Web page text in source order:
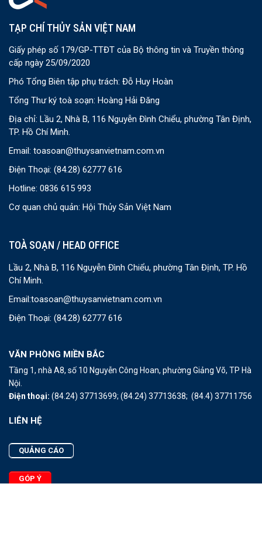
TẠP CHÍ THỦY SẢN VIỆT NAM
Giấy phép số 179/GP-TTĐT của Bộ thông tin và Truyền thông
cấp ngày 25/09/2020
Phó Tổng Biên tập phụ trách: Đỗ Huy Hoàn
Tổng Thư ký toà soạn: Hoàng Hải Đăng
Địa chỉ: Lầu 2, Nhà B, 116 Nguyễn Đình Chiểu, phường Tân Định,
TP. Hồ Chí Minh.
Email: toasoan@thuysanvietnam.com.vn
Điện Thoại: (84.28) 62777 616
Hotline: 0836 615 993
Cơ quan chủ quản: Hội Thủy Sản Việt Nam
TOÀ SOẠN / HEAD OFFICE
Lầu 2, Nhà B, 116 Nguyễn Đình Chiểu, phường Tân Định, TP. Hồ
Chí Minh.
Email:toasoan@thuysanvietnam.com.vn
Điện Thoại: (84.28) 62777 616
VĂN PHÒNG MIỀN BẮC
Tầng 1, nhà A8, số 10 Nguyễn Công Hoan, phường Giảng Võ, TP Hà
Nội.
Điện thoại: (84.24) 37713699; (84.24) 37713638; (84.4) 37711756
LIÊN HỆ
QUẢNG CÁO
GÓP Ý